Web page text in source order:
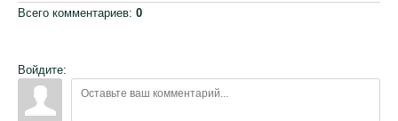
Всего комментариев: 0
Войдите: